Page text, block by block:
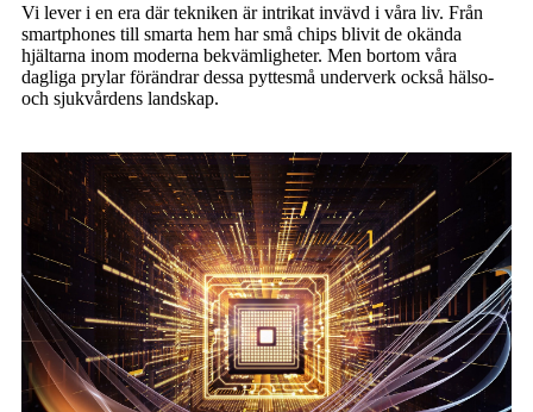
Vi lever i en era där tekniken är intrikat invävd i våra liv. Från
smartphones till smarta hem har små chips blivit de okända
hjältarna inom moderna bekvämligheter. Men bortom våra
dagliga prylar förändrar dessa pyttesmå underverk också hälso-
och sjukvårdens landskap.